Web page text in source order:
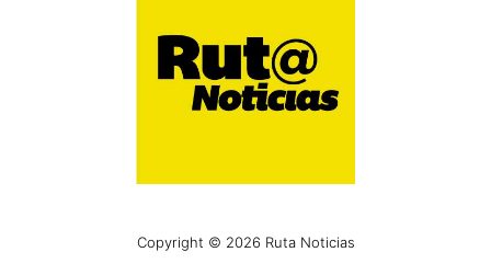
Copyright © 2026 Ruta Noticias